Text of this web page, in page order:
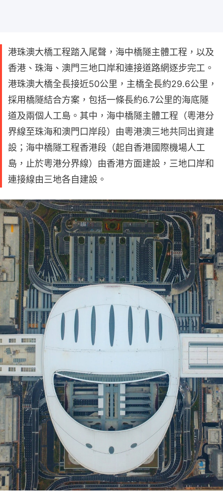
港珠澳大橋工程踏入尾聲，海中橋隧主體工程，以及
香港、珠海、澳門三地口岸和連接道路網逐步完工。
港珠澳大橋全長接近50公里，主橋全長約29.6公里，
採用橋隧結合方案，包括一條長約6.7公里的海底隧
道及兩個人工島。其中，海中橋隧主體工程（粵港分
界線至珠海和澳門口岸段）由粵港澳三地共同出資建
設；海中橋隧工程香港段（起自香港國際機場人工
島，止於粵港分界線）由香港方面建設，三地口岸和
連接線由三地各自建設。